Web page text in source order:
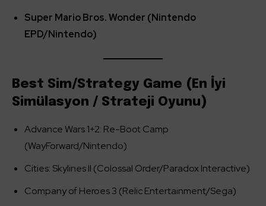
Super Mario Bros. Wonder (Nintendo
EPD/Nintendo)
Best Sim/Strategy Game (En İyi
Simülasyon / Strateji Oyunu)
Advance Wars 1+2: Re-Boot Camp
(WayForward/Nintendo)
Cities: Skylines II (Colossal Order/Paradox Interactive)
Company of Heroes 3 (Relic Entertainment/Sega)